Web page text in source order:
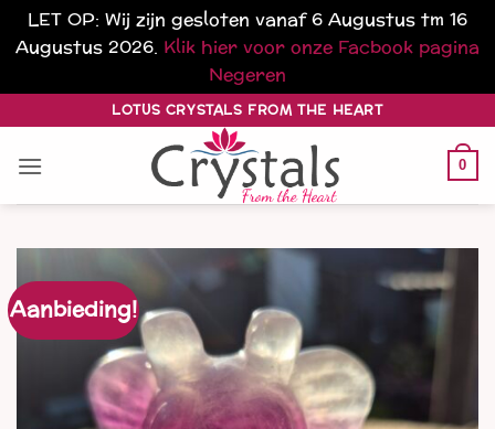
LET OP: Wij zijn gesloten vanaf 6 Augustus tm 16
Augustus 2026. Klik hier voor onze Facbook pagina
Negeren
naar
inhoud
LOTUS CRYSTALS FROM THE HEART
0
Aanbieding!